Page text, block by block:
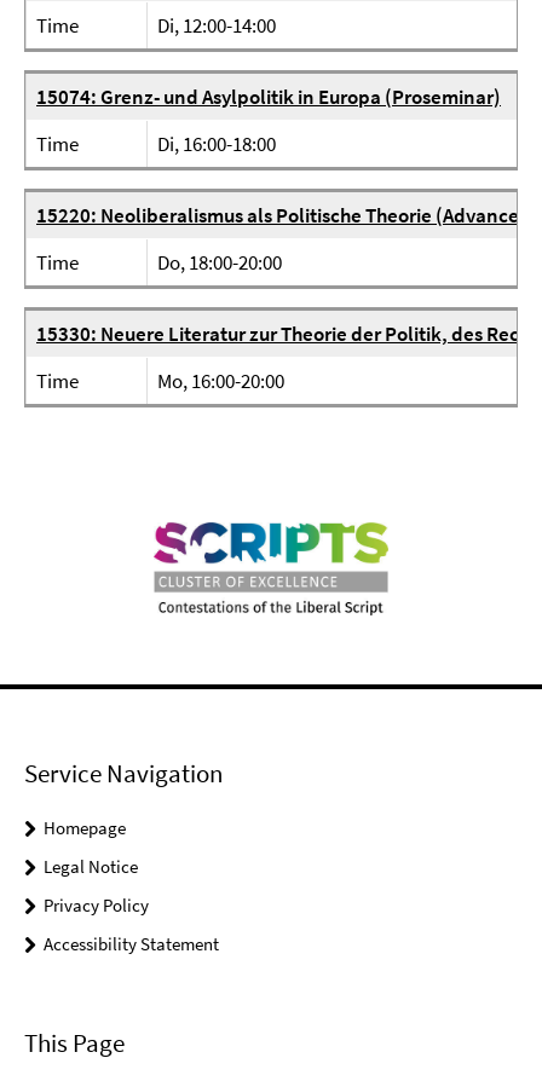
Time
Di, 12:00-14:00
15074: Grenz- und Asylpolitik in Europa (Proseminar)
Time
Di, 16:00-18:00
15220: Neoliberalismus als Politische Theorie (Advanced
Time
Do, 18:00-20:00
15330: Neuere Literatur zur Theorie der Politik, des
Time
Mo, 16:00-20:00
Service Navigation
Homepage
Legal Notice
Privacy Policy
Accessibility Statement
This Page